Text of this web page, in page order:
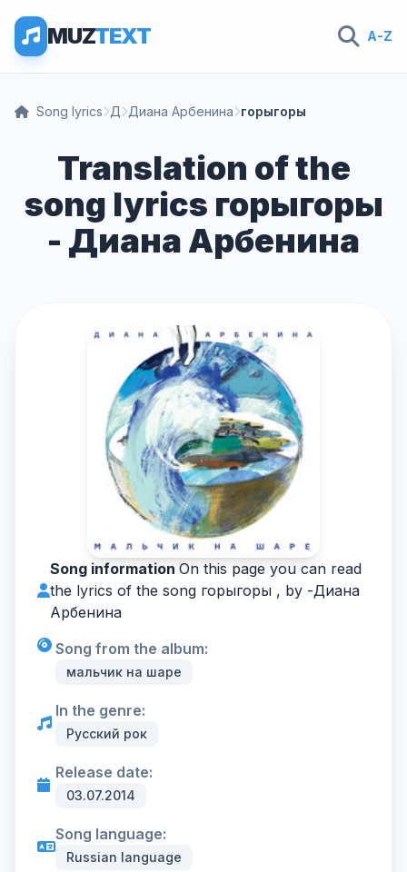
MUZTEXT A-Z
Song lyrics Д Диана Арбенина горыгоры
Translation of the
song lyrics горыгоры
- Диана Арбенина
Song information On this page you can read
the lyrics of the song горыгоры , by -Диана
Арбенина
Song from the album:
мальчик на шаре
In the genre:
Русский рок
Release date:
03.07.2014
Song language:
Russian language